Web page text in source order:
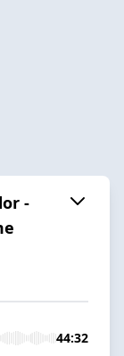
-
44:32